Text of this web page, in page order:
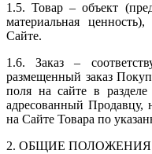
1.5. Товар – объект
материальная
Сайте.
1.6. Заказ –
размещенный заказ
поля на сайте в
адресованный Продавцу,
на Сайте Товара по
2. ОБЩИЕ ПОЛОЖЕНИЯ